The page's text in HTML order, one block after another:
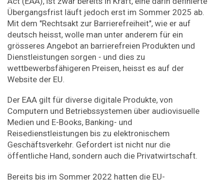
Übergangsfrist läuft jedoch erst im Sommer 2025 ab.
Mit dem "Rechtsakt zur Barrierefreiheit", wie er auf
deutsch heisst, wolle man unter anderem für ein
grösseres Angebot an barrierefreien Produkten und
Dienstleistungen sorgen - und dies zu
wettbewerbsfähigeren Preisen, heisst es auf der
Website der EU.
Der EAA gilt für diverse digitale Produkte, von
Computern und Betriebssystemen über audiovisuelle
Medien und E-Books, Banking- und
Reisedienstleistungen bis zu elektronischem
Geschäftsverkehr. Gefordert ist nicht nur die
öffentliche Hand, sondern auch die Privatwirtschaft.
Bereits bis im Sommer 2022 hatten die EU-